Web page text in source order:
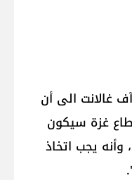
غالانت الى أن
غزة سيكون
يجب اتخاذ